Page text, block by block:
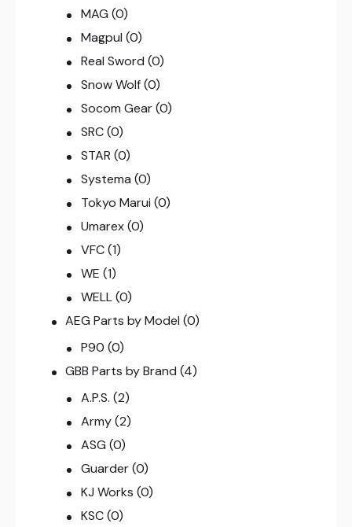
MAG (0)
Magpul (0)
Real Sword (0)
Snow Wolf (0)
Socom Gear (0)
SRC (0)
STAR (0)
Systema (0)
Tokyo Marui (0)
Umarex (0)
VFC (1)
WE (1)
WELL (0)
AEG Parts by Model (0)
P90 (0)
GBB Parts by Brand (4)
A.P.S. (2)
Army (2)
ASG (0)
Guarder (0)
KJ Works (0)
KSC (0)